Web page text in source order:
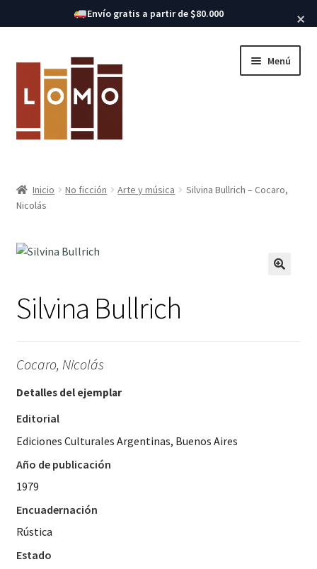
Buscar libros
Envío gratis a partir de $80.000 ×
la
navegación
contenido
Menú
Libros
hijo
Inicio No ficción Arte y música
Silvina Bullrich – Cocaro,
Nicolás
Silvina Bullrich
Cocaro, Nicolás
Detalles del ejemplar
Editorial
Ediciones Culturales Argentinas, Buenos Aires
Año de publicación
1979
Encuadernación
Rústica
Estado